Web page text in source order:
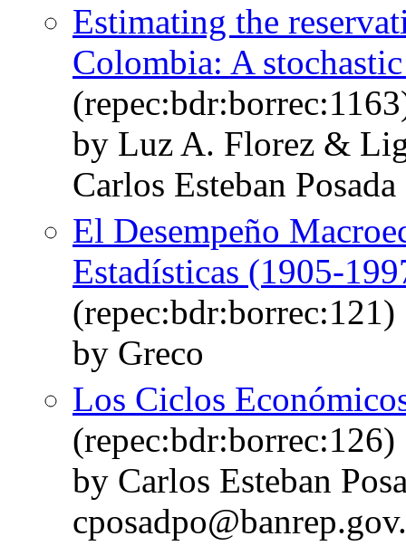
Estimating the
Colombia: A
by Luz A. Florez &
Carlos Esteban Posada
El Desempeño
Estadísticas (1905-
(repec:bdr:borrec:121)
by Greco
Los Ciclos
(repec:bdr:borrec:126)
by Carlos Esteban